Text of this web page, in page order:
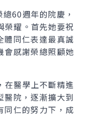
60週年的院慶，
榮耀。首先她要祝
體同仁表達最真誠
會感謝榮總照顧她
在醫學上不斷精進
醫院，逐漸擴大到
同仁的努力下，成